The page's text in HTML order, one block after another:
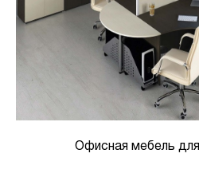
Офисная мебель